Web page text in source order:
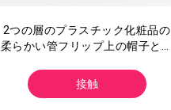
2つの層のプラスチック化粧品の
柔らかい管フリップ上の帽子との
接触